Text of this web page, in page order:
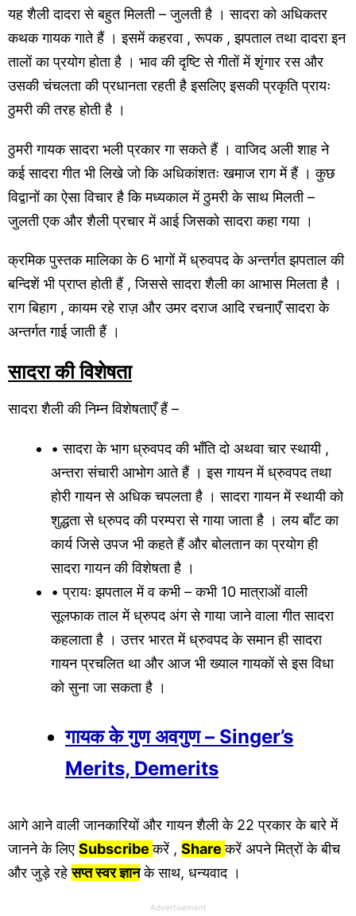
यह शैली दादरा से बहुत मिलती – जुलती है । सादरा को अधिकतर
कथक गायक गाते हैं । इसमें कहरवा , रूपक , झपताल तथा दादरा इन
तालों का प्रयोग होता है । भाव की दृष्टि से गीतों में शृंगार रस और
उसकी चंचलता की प्रधानता रहती है इसलिए इसकी प्रकृति प्रायः
ठुमरी की तरह होती है ।
ठुमरी गायक सादरा भली प्रकार गा सकते हैं । वाजिद अली शाह ने
कई सादरा गीत भी लिखे जो कि अधिकांशतः खमाज राग में हैं । कुछ
विद्वानों का ऐसा विचार है कि मध्यकाल में ठुमरी के साथ मिलती –
जुलती एक और शैली प्रचार में आई जिसको सादरा कहा गया ।
क्रमिक पुस्तक मालिका के 6 भागों में ध्रुवपद के अन्तर्गत झपताल की
बन्दिशें भी प्राप्त होती हैं , जिससे सादरा शैली का आभास मिलता है ।
राग बिहाग , कायम रहे राज़ और उमर दराज आदि रचनाएँ सादरा के
अन्तर्गत गाई जाती हैं ।
सादरा की विशेषता
सादरा शैली की निम्न विशेषताएँ हैं –
• सादरा के भाग ध्रुवपद की भाँति दो अथवा चार स्थायी ,
अन्तरा संचारी आभोग आते हैं । इस गायन में ध्रुवपद तथा
होरी गायन से अधिक चपलता है । सादरा गायन में स्थायी को
शुद्धता से ध्रुपद की परम्परा से गाया जाता है । लय बाँट का
कार्य जिसे उपज भी कहते हैं और बोलतान का प्रयोग ही
सादरा गायन की विशेषता है ।
• प्रायः झपताल में व कभी – कभी 10 मात्राओं वाली
सूलफाक ताल में ध्रुपद अंग से गाया जाने वाला गीत सादरा
कहलाता है । उत्तर भारत में ध्रुवपद के समान ही सादरा
गायन प्रचलित था और आज भी ख्याल गायकों से इस विधा
को सुना जा सकता है ।
गायक के गुण अवगुण – Singer’s
Merits, Demerits
आगे आने वाली जानकारियों और गायन शैली के 22 प्रकार के बारे में
जानने के लिए Subscribeकरें , Shareकरें अपने मित्रों के बीच
और जुड़े रहेसप्त स्वर ज्ञानके साथ, धन्यवाद ।
Advertisement